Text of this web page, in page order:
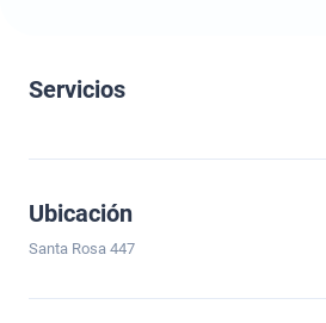
Servicios
Ubicación
Santa Rosa 447